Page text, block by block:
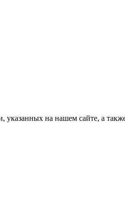
на нашем сайте, а